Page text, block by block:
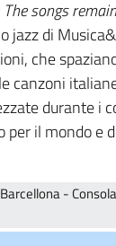
The songs
jazz di
che
canzoni
durante i
per il mondo e
-